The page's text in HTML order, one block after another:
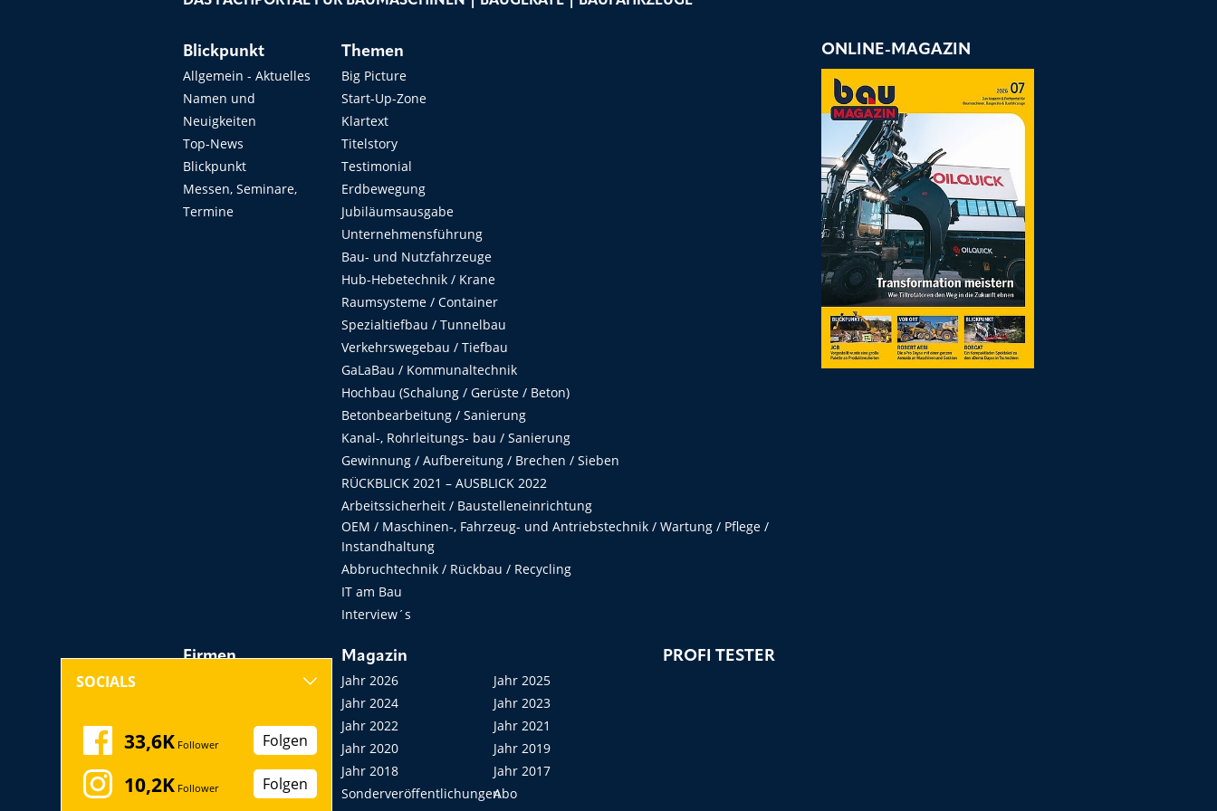
Blickpunkt
Allgemein - Aktuelles
Namen und
Neuigkeiten
Top-News
Blickpunkt
Messen, Seminare,
Termine
Themen
Big Picture
Start-Up-Zone
Klartext
Titelstory
Testimonial
Erdbewegung
Jubiläumsausgabe
Unternehmensführung
Bau- und Nutzfahrzeuge
Hub-Hebetechnik / Krane
Raumsysteme / Container
Spezialtiefbau / Tunnelbau
Verkehrswegebau / Tiefbau
GaLaBau / Kommunaltechnik
Hochbau (Schalung / Gerüste / Beton)
Betonbearbeitung / Sanierung
Kanal-, Rohrleitungs- bau / Sanierung
Gewinnung / Aufbereitung / Brechen / Sieben
RÜCKBLICK 2021 – AUSBLICK 2022
Arbeitssicherheit / Baustelleneinrichtung
OEM / Maschinen-, Fahrzeug- und Antriebstechnik / Wartung / Pflege /
Instandhaltung
Abbruchtechnik / Rückbau / Recycling
IT am Bau
Interview´s
Firmen
Messen, Seminare,
Kongresse
Startup
Magazin
Jahr 2026
Jahr 2025
Jahr 2024
Jahr 2023
Jahr 2022
Jahr 2021
Jahr 2020
Jahr 2019
Jahr 2018
Jahr 2017
SonderveröffentlichungenAbo
PROFI TESTER
ONLINE-MAGAZIN
SOCIALS
33,6K Follower Folgen
10,2K Follower Folgen